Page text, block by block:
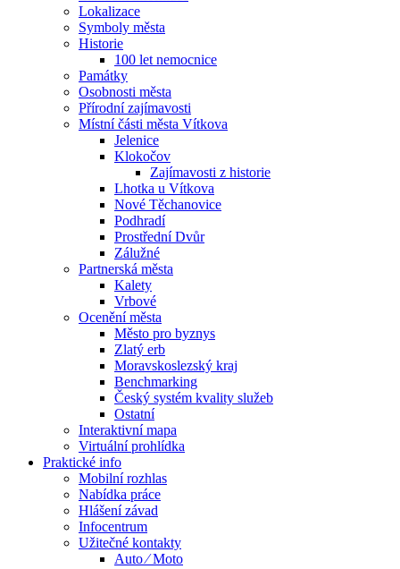
Lokalizace
Symboly města
Historie
100 let nemocnice
Památky
Osobnosti města
Přírodní zajímavosti
Místní části města Vítkova
Jelenice
Klokočov
Zajímavosti z historie
Lhotka u Vítkova
Nové Těchanovice
Podhradí
Prostřední Dvůr
Zálužné
Partnerská města
Kalety
Vrbové
Ocenění města
Město pro byznys
Zlatý erb
Moravskoslezský kraj
Benchmarking
Český systém kvality služeb
Ostatní
Interaktivní mapa
Virtuální prohlídka
Praktické info
Mobilní rozhlas
Nabídka práce
Hlášení závad
Infocentrum
Užitečné kontakty
Auto ⁄ Moto